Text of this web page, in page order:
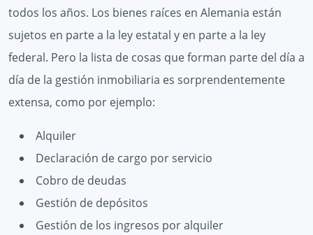
todos los años. Los bienes raíces en Alemania están
sujetos en parte a la ley estatal y en parte a la ley
federal. Pero la lista de cosas que forman parte del día a
día de la gestión inmobiliaria es sorprendentemente
extensa, como por ejemplo:
Alquiler
Declaración de cargo por servicio
Cobro de deudas
Gestión de depósitos
Gestión de los ingresos por alquiler